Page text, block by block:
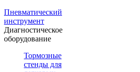
Пневматический
инструмент
Диагностическое
оборудование
Тормозные
стенды для